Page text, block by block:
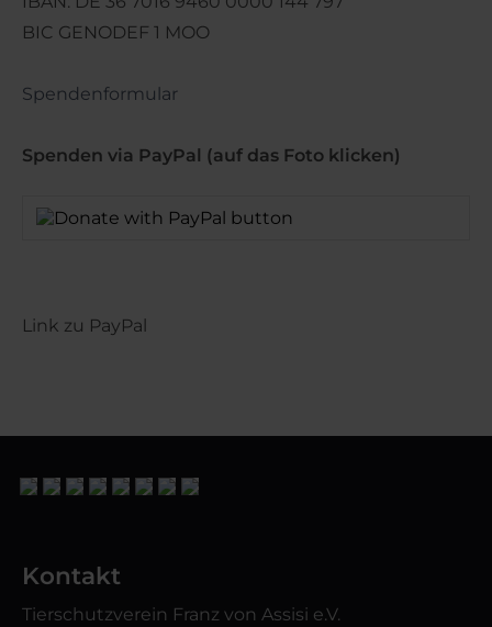
BIC GENODEF 1 MOO
Spendenformular
Spenden via PayPal (auf das Foto klicken)
Link zu PayPal
Kontakt
Tierschutzverein Franz von Assisi e.V.